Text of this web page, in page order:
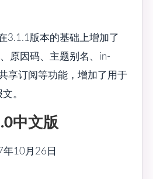
3.1.1版本的基础上增加了
原因码、主题别名、in-
享订阅等功能，增加了用于
。
中文版
10月26日